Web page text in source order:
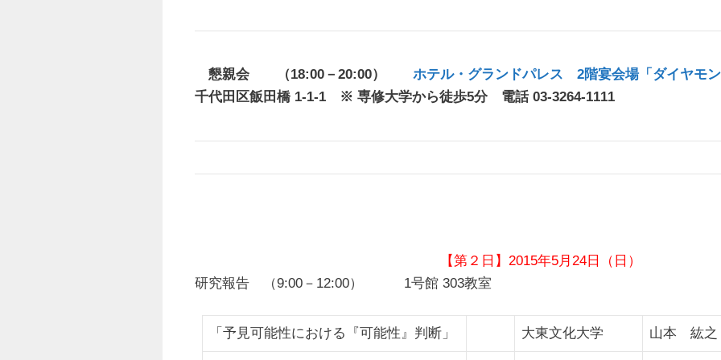
懇親会 （18:00－20:00） ホテル・グランドパレス 2階宴会場「ダイヤモン
千代田区飯田橋 1-1-1 ※ 専修大学から徒歩5分 電話 03-3264-1111
【第２日】2015年5月24日（日）
研究報告 （9:00－12:00） 1号館 303教室
「予見可能性における『可能性』判断」 大東文化大学 山本 紘之